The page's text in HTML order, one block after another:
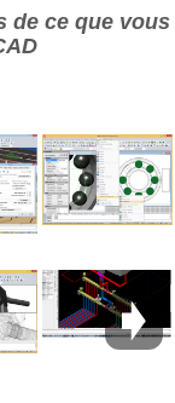
de ce que vous